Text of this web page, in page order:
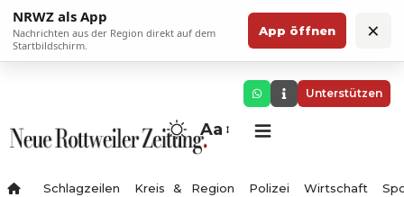
NRWZ als App
Nachrichten aus der Region direkt auf dem
Startbildschirm.
App öffnen ×
Unterstützen
Aa
Schlagzeilen Kreis & Region Polizei Wirtschaft